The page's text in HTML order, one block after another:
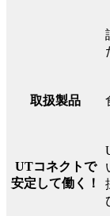
取扱製品
UTコネクトで
安定して働く！